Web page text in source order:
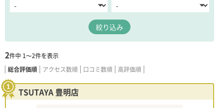
絞り込み
2件中 1〜2件を表示
総合評価順
アクセス数順 口コミ数順 高評価順
TSUTAYA 豊明店